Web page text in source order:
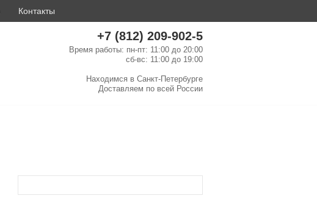
Контакты
+7 (812) 209-902-5
Время работы: пн-пт: 11:00 до 20:00
сб-вс: 11:00 до 19:00
Находимся в Санкт-Петербурге
Доставляем по всей России